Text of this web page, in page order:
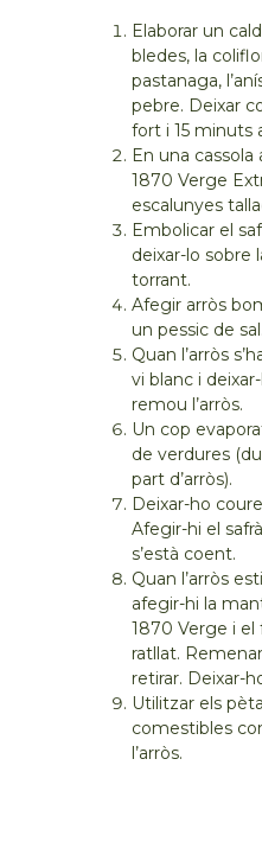
Elaborar un
bledes, la
pastanaga,
pebre. Deixar
fort i 15 minuts
En una cassola
1870 Verge
escalunyes
Embolicar el
deixar-lo sobre
torrant.
Afegir arròs
un pessic de sal.
Quan l’arròs
vi blanc i
remou l’arròs.
Un cop
de verdures
part d’arròs).
Deixar-ho
Afegir-hi el
s’està coent.
Quan l’arròs
afegir-hi la
1870 Verge i
ratllat.
retirar. Deixar-
Utilitzar els
comestibles
l’arròs.